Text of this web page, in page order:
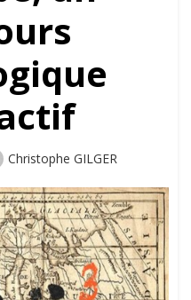
Author
Christophe GILGER